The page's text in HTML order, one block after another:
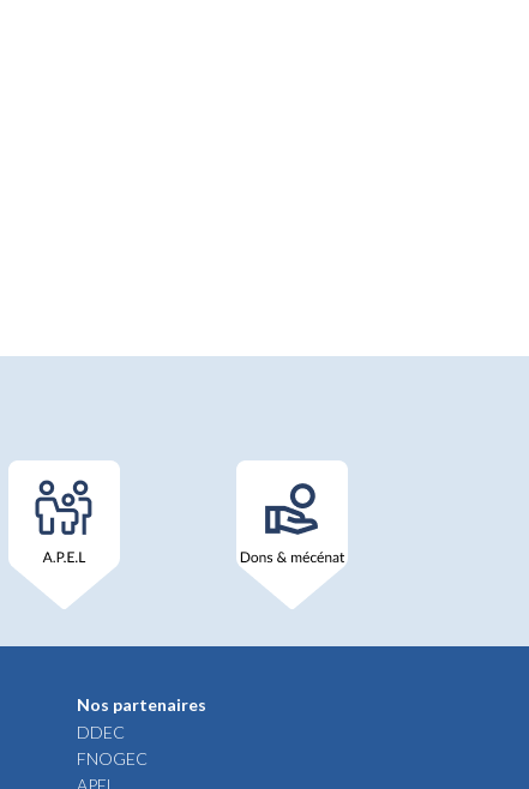
Nos partenaires
DDEC
FNOGEC
APEL